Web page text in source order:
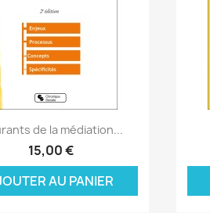
Aperçu rapide
de la médiation...
15,00 €
AU PANIER